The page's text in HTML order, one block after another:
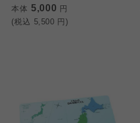
本体 5,000 円
(税込 5,500 円)